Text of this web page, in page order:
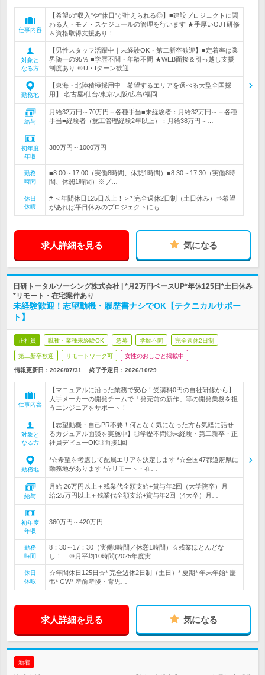
仕事内容
【希望の"収入"や"休日"が叶えられる◎】■建設プロジェクトに関
わる人・モノ・スケジュールの管理を行います ★手厚いOJT研修
＆資格取得支援あり！
対象と
なる方
【男性スタッフ活躍中｜未経験OK・第二新卒歓迎】■定着率は業
界随一の95％ ■学歴不問・年齢不問 ★WEB面接＆引っ越し支援
制度あり ※U・Iターン歓迎
勤務地
【東海・北陸積極採用中｜希望するエリアを選べる大型全国採
用】 名古屋/仙台/東京/大阪/広島/福岡…
給与
月給32万円～70万円＋各種手当■未経験者：月給32万円～＋各種
手当■経験者（施工管理経験2年以上）：月給38万円～…
初年度
年収
380万円～1000万円
勤務
時間
■8:00～17:00（実働8時間、休憩1時間）■8:30～17:30（実働8時
間、休憩1時間）※プ…
休日
休暇
# ＜年間休日125日以上！＞* 完全週休2日制（土日休み）⇒希望
があれば平日休みのプロジェクトにも…
求人詳細を見る 気になる
日研トータルソーシング株式会社 | *月2万円ベースUP*年休125日*土日休み
*リモート・在宅案件あり
未経験歓迎！志望動機・履歴書ナシでOK【テクニカルサポー
ト】
正社員 職種・業種未経験OK 急募 学歴不問 完全週休2日制
第二新卒歓迎 リモートワーク可 女性のおしごと掲載中
情報更新日：2026/07/31 終了予定日： 2026/10/29
仕事内容
【マニュアルに沿った業務で安心！受講料0円の自社研修から】
大手メーカーの開発チームで「発売前の新作」等の開発業務を担
うエンジニアをサポート！
対象と
なる方
【志望動機・自己PR不要！何となく気になった方も気軽に話せ
るカジュアル面談を実施中】◎学歴不問◎未経験・第二新卒・正
社員デビューOK◎面接1回
勤務地
*☆希望を考慮して配属エリアを決定します *☆全国47都道府県に
勤務地があります *☆リモート・在…
給与
月給:26万円以上＋残業代全額支給+賞与年2回（大学院卒）月
給:25万円以上＋残業代全額支給+賞与年2回（4大卒）月…
初年度
年収
360万円～420万円
勤務
時間
8：30～17：30（実働8時間／休憩1時間）☆残業ほとんどな
し！ ※月平均10時間(2025年度実…
休日
休暇
☆年間休日125日☆* 完全週休2日制（土日）* 夏期* 年末年始* 慶
弔* GW* 産前産後・育児…
求人詳細を見る 気になる
新着